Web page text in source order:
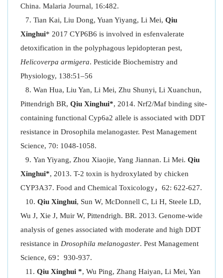
China. Malaria Journal, 16:482.
Tian Kai, Liu Dong, Yuan Yiyang, Li Mei, Qiu
Xinghui* 2017 CYP6B6 is involved in esfenvalerate
detoxification in the polyphagous lepidopteran pest,
Helicoverpa armigera. Pesticide Biochemistry and
Physiology, 138:51–56
Wan Hua, Liu Yan, Li Mei, Zhu Shunyi, Li Xuanchun,
Pittendrigh BR, Qiu Xinghui*, 2014. Nrf2/Maf binding site-
containing functional Cyp6a2 allele is associated with DDT
resistance in Drosophila melanogaster. Pest Management
Science, 70: 1048-1058.
Yan Yiyang, Zhou Xiaojie, Yang Jiannan. Li Mei. Qiu
Xinghui*, 2013. T-2 toxin is hydroxylated by chicken
CYP3A37. Food and Chemical Toxicology，62: 622-627.
Qiu Xinghui, Sun W, McDonnell C, Li H, Steele LD,
Wu J, Xie J, Muir W, Pittendrigh. BR. 2013. Genome-wide
analysis of genes associated with moderate and high DDT
resistance in Drosophila melanogaster. Pest Management
Science, 69：930-937.
Qiu Xinghui *, Wu Ping, Zhang Haiyan, Li Mei, Yan